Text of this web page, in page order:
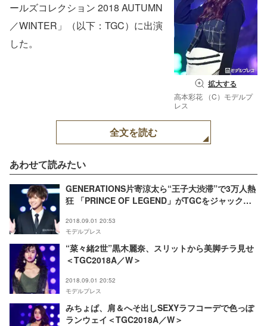
拡大する
高本彩花 （C）モデルプ
レス
ールズコレクション 2018 AUTUMN
／WINTER」（以下：TGC）に出演
した。
全文を読む
あわせて読みたい
GENERATIONS片寄涼太ら“王子大渋滞”で3万人熱
狂 「PRINCE OF LEGEND」がTGCをジャック＜
2018.09.01 20:53
モデルプレス
“菜々緒2世”黒木麗奈、スリットから美脚チラ見せ
＜TGC2018A／W＞
2018.09.01 20:52
モデルプレス
みちょぱ、肩＆へそ出しSEXYラフコーデで色っぽ
ランウェイ＜TGC2018A／W＞